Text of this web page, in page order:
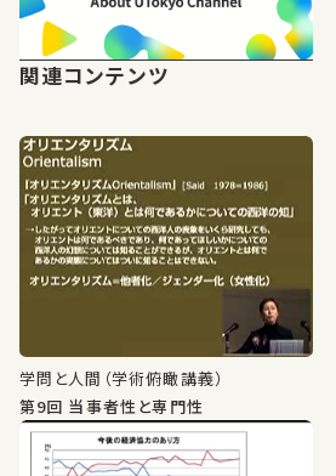
関連コンテンツ
学問と人間（学術俯瞰講義）
第9回 当事者性と専門性